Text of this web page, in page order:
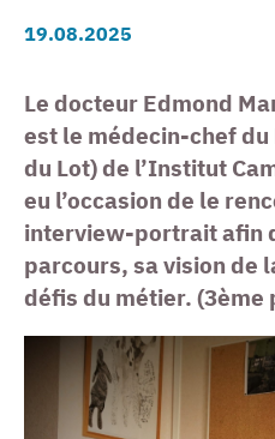
Pied de page
19.08.2025
Le docteur Edmond
est le médecin-chef
du Lot) de l’Institut
eu l’occasion de le
interview-portrait afin
parcours, sa vision de
défis du métier. (3ème